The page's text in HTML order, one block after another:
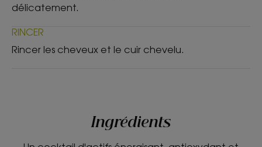
délicatement.
RINCER
Rincer les cheveux et le cuir chevelu.
Ingrédients